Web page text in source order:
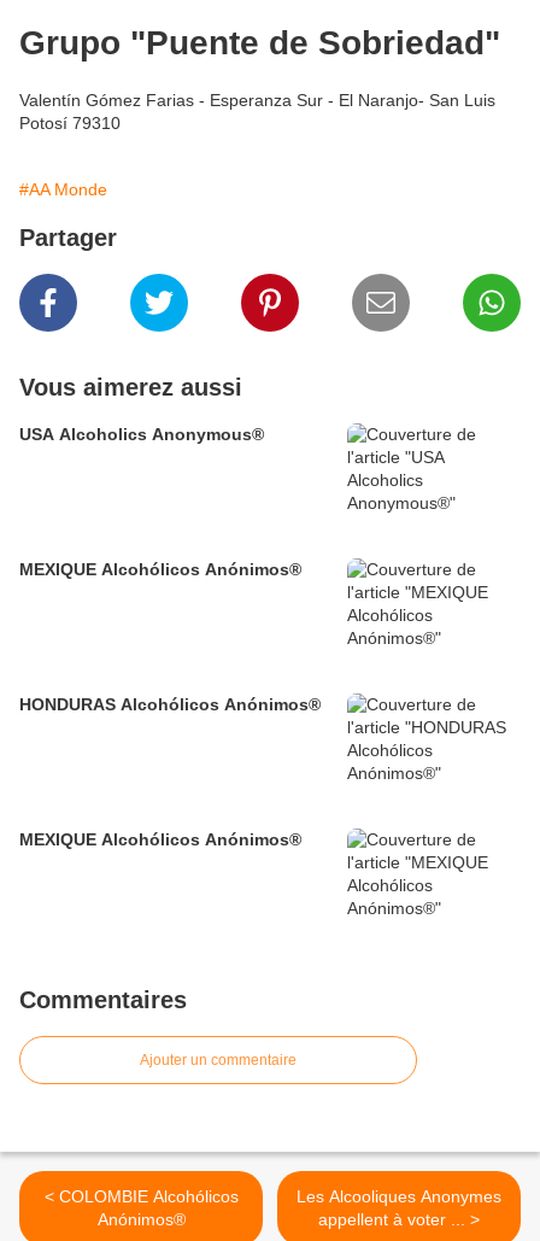
Grupo "Puente de Sobriedad"
Valentín Gómez Farias - Esperanza Sur - El Naranjo- San Luis
Potosí 79310
#AA Monde
Partager
Vous aimerez aussi
USA Alcoholics Anonymous®
MEXIQUE Alcohólicos Anónimos®
HONDURAS Alcohólicos Anónimos®
MEXIQUE Alcohólicos Anónimos®
Commentaires
Ajouter un commentaire
< COLOMBIE Alcohólicos
Anónimos®
Les Alcooliques Anonymes
appellent à voter ... >